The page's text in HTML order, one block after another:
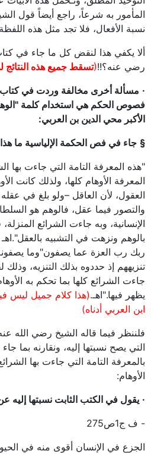
المأمور به شرعاً، راجع أيضاً قول
نسبة الأفعال، فلا تجد مثل هذه
ألا يكفي هذا لنقض كل ما جاء في
رضي عنه؟!!(تسقط جميع هذه النتائج
· مسألة أخرى مخالفة وردت في
فصوص الحكم هي استخدام كلمة
الأكبر محي الدين بن العربي:
§ جاء في فص الحكمة الإلياسية ما
"هذه المعرفة التامة التي جاءت بها
المعرفة الأوهام كلها، ولذلك كانت
العقول، لأن العاقل –ولو بلغ في
والتصور فيما عقل، فالوهم هو
الإنسانية، وبه جاءت الشرائع
بالوهم ونزهت في التشبيه
ربك رب العزة عما يصفون"وما
تنزيههم إذ حددوه بذلك التنزيه،
جاءت الشرائع كلها بما تحكم به
يظهر فيها."اهـ.(هذا كلام جميل ليس
ابن العربي أدناه)
فلننظر فيما قاله الشيخ رضي الله
التي يصح نسبتها إليه، ونقارنه
بالمعرفة التامة التي جاءت بها
الأوهام:
· يقول في الكتب الثابت نسبتها إليه
- ف ج1ص275
الجزع في الإنسان أقوى منه في